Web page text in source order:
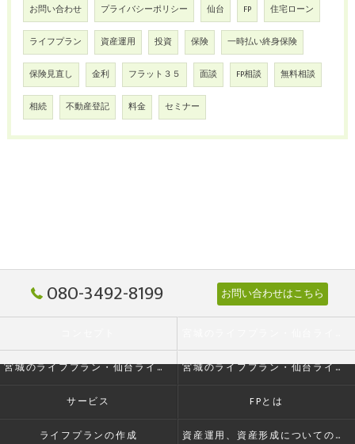
お問い合わせ プライバシーポリシー 仙台 FP 住宅ローン
ライフプラン 資産運用 投資 保険 一時払い終身保険
保険見直し 金利 フラット３５ 面談 FP相談 無料相談
相続 不動産登記 料金 セミナー
080-3492-8199 お問い合わせはこちら
宮城のライフプラン・仙台ライフプランニング株式会社の評判 宮城のライフプラン・仙台ライフプランニング株式会社のお客様の声
サービス FPとは
ライフプランの作成 資産運用、資産形成についての相談